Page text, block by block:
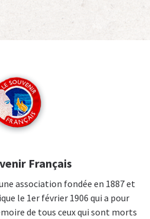
Français
association fondée en 1887 et
le 1er février 1906 qui a pour
de tous ceux qui sont morts